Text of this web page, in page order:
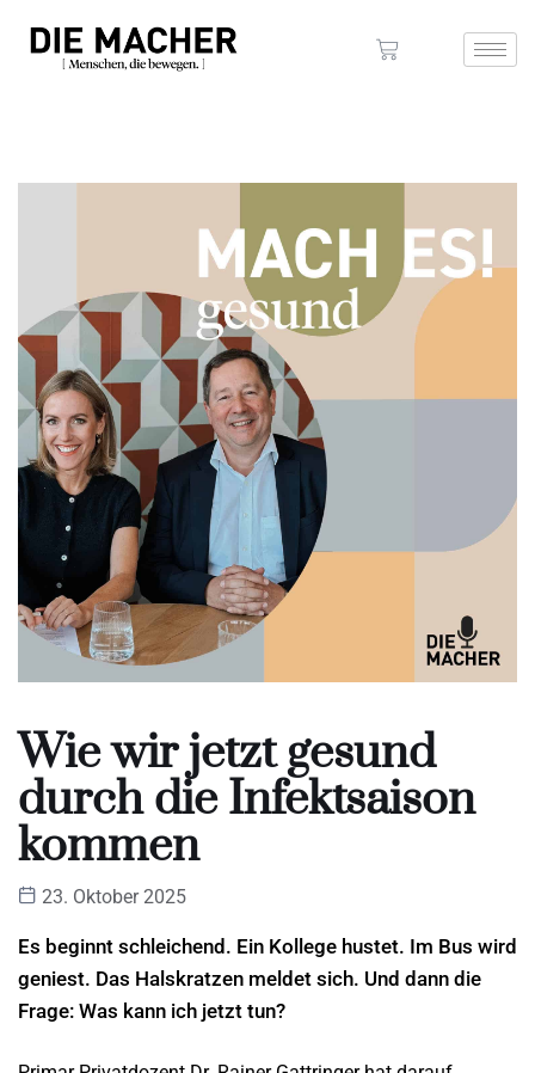
Wie wir jetzt gesund
durch die Infektsaison
kommen
23. Oktober 2025
Es beginnt schleichend. Ein Kollege hustet. Im Bus wird
geniest. Das Halskratzen meldet sich. Und dann die
Frage: Was kann ich jetzt tun?